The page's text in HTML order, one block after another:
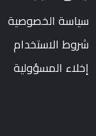
سياسة الخصوصية
شروط الاستخدام
إخلاء المسؤولية